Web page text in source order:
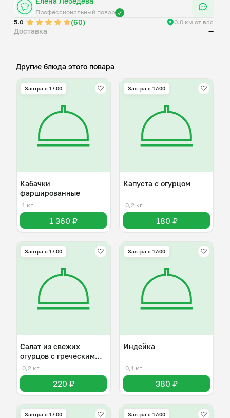
Профессиональный повар
5.0
(60) 0.0 км от вас
Доставка —
Другие блюда этого повара
Завтра c 17:00
Кабачки
фаршированные
1 кг
1 360 ₽
Завтра c 17:00
Капуста с огурцом
0,2 кг
180 ₽
Завтра c 17:00
Салат из свежих
огурцов с греческим
йогуртом
0,2 кг
220 ₽
Завтра c 17:00
Индейка
0,1 кг
380 ₽
Завтра c 17:00 Завтра c 17:00